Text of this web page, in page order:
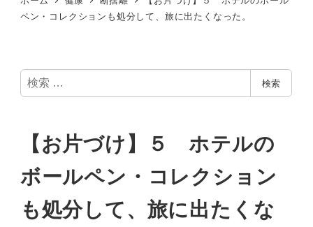
ペン・コレクションも処分して、旅に出たくなった。
検
索
検索
【お片づけ】５ ホテルの
ボールペン・コレクション
も処分して、旅に出たくな